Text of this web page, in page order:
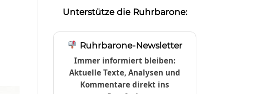
Unterstütze die Ruhrbarone:
Ruhrbarone-Newsletter
Immer informiert bleiben:
Aktuelle Texte, Analysen und
Kommentare direkt ins